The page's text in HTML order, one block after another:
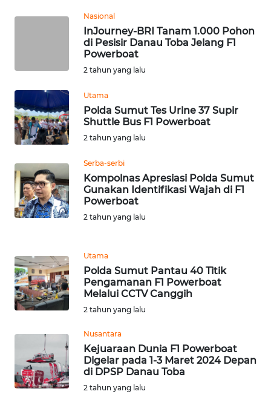
Nasional
InJourney-BRI Tanam 1.000 Pohon
di Pesisir Danau Toba Jelang F1
Powerboat
2 tahun yang lalu
Utama
Polda Sumut Tes Urine 37 Supir
Shuttle Bus F1 Powerboat
2 tahun yang lalu
Serba-serbi
Kompolnas Apresiasi Polda Sumut
Gunakan Identifikasi Wajah di F1
Powerboat
2 tahun yang lalu
Utama
Polda Sumut Pantau 40 Titik
Pengamanan F1 Powerboat
Melalui CCTV Canggih
2 tahun yang lalu
Nusantara
Kejuaraan Dunia F1 Powerboat
Digelar pada 1-3 Maret 2024 Depan
di DPSP Danau Toba
2 tahun yang lalu
WN
WN
BANTEN
NTT
WN
KEPRI
PAPUA
WN
PAPUA
WN
RIAU